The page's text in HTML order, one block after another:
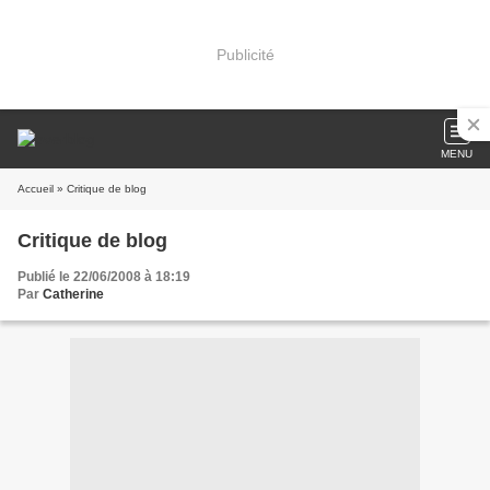
Publicité
MENU
Accueil » Critique de blog
Critique de blog
Publié le 22/06/2008 à 18:19
Par Catherine